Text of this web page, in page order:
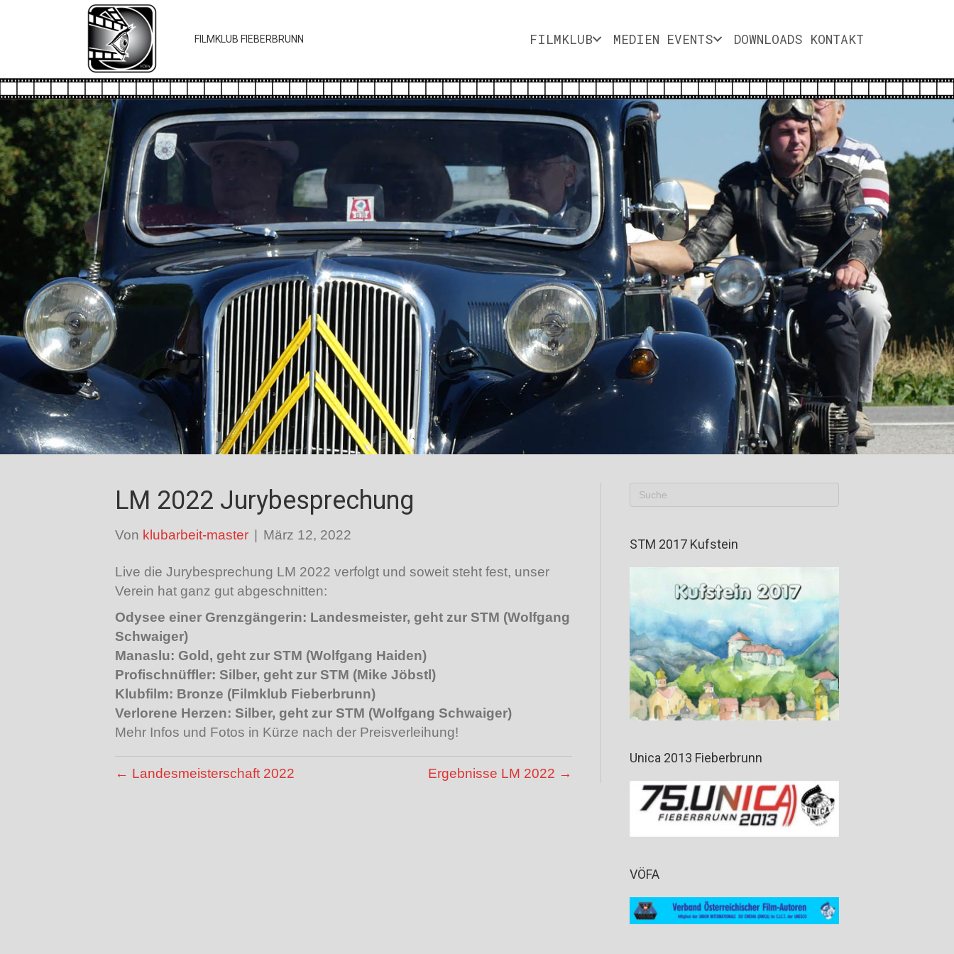
FILMKLUB FIEBERBRUNN FILMKLUB MEDIEN EVENTS DOWNLOADS KONTAKT
LM 2022 Jurybesprechung
Von klubarbeit-master März 12, 2022
Live die Jurybesprechung LM 2022 verfolgt und soweit steht fest, unser
Verein hat ganz gut abgeschnitten:
Odysee einer Grenzgängerin: Landesmeister, geht zur STM (Wolfgang
Schwaiger)
Manaslu: Gold, geht zur STM (Wolfgang Haiden)
Profischnüffler: Silber, geht zur STM (Mike Jöbstl)
Klubfilm: Bronze (Filmklub Fieberbrunn)
Verlorene Herzen: Silber, geht zur STM (Wolfgang Schwaiger)
Mehr Infos und Fotos in Kürze nach der Preisverleihung!
← Landesmeisterschaft 2022 Ergebnisse LM 2022 →
STM 2017 Kufstein
Unica 2013 Fieberbrunn
VÖFA